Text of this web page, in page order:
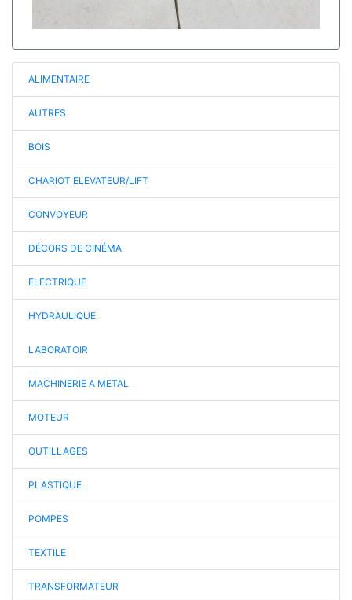
ALIMENTAIRE
AUTRES
BOIS
CHARIOT ELEVATEUR/LIFT
CONVOYEUR
DÉCORS DE CINÉMA
ELECTRIQUE
HYDRAULIQUE
LABORATOIR
MACHINERIE A METAL
MOTEUR
OUTILLAGES
PLASTIQUE
POMPES
TEXTILE
TRANSFORMATEUR